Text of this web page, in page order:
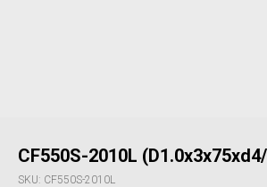
CF550S-2010L
SKU: CF550S-2010L